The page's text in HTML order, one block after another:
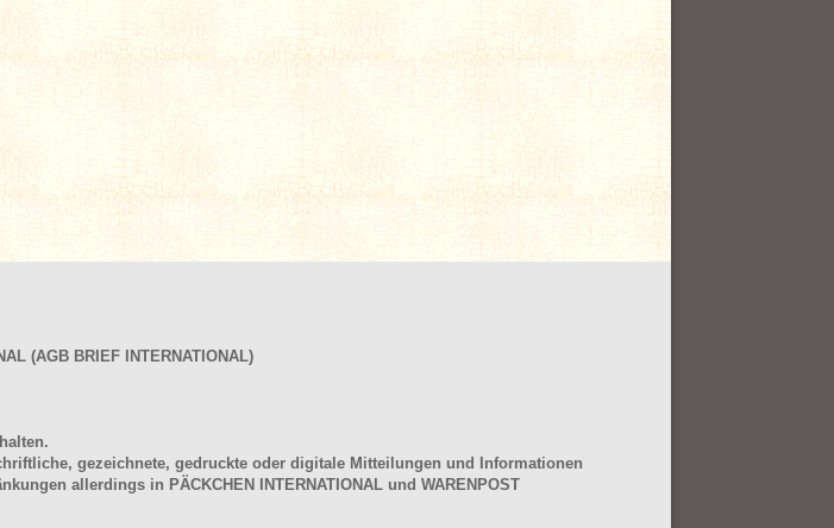
(AGB BRIEF INTERNATIONAL)
gezeichnete, gedruckte oder digitale Mitteilungen und Informationen
allerdings in PÄCKCHEN INTERNATIONAL und WARENPOST